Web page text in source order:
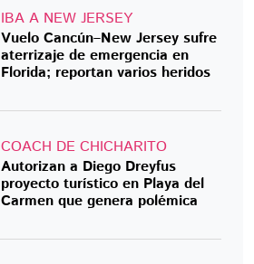
IBA A NEW JERSEY
Vuelo Cancún–New Jersey sufre
aterrizaje de emergencia en
Florida; reportan varios heridos
COACH DE CHICHARITO
Autorizan a Diego Dreyfus
proyecto turístico en Playa del
Carmen que genera polémica